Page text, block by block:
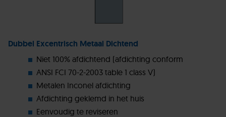
Dubbel Excentrisch Metaal Dichtend
Niet 100% afdichtend (afdichting conform
ANSI FCI 70-2-2003 table 1 class V)
Metalen Inconel afdichting
Afdichting geklemd in het huis
Eenvoudig te reviseren